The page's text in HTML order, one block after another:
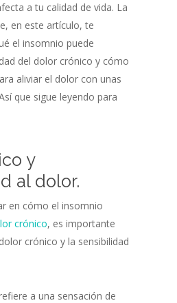
a tu calidad de vida. La
en este artículo, te
el insomnio puede
del dolor crónico y cómo
aliviar el dolor con unas
que sigue leyendo para
y
al dolor.
en cómo el insomnio
crónico, es importante
crónico y la sensibilidad
a una sensación de